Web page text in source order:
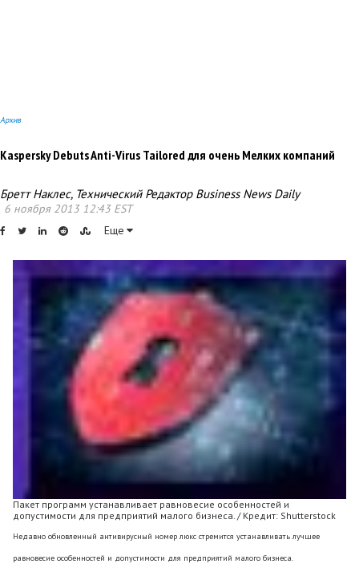
Архив
Kaspersky Debuts Anti-Virus Tailored для очень Мелких компаний
Бретт Наклес, Технический Редактор Business News Daily
6 ноября 2013 12:43 EST
Еще
Пакет программ устанавливает равновесие особенностей и
допустимости для предприятий малого бизнеса. / Кредит: Shutterstock
Недавно обновленный антивирусный номер люкс стремится устанавливать лучшее
равновесие особенностей и допустимости для предприятий малого бизнеса.